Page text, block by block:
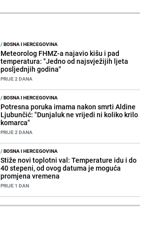
/BOSNA I HERCEGOVINA
Meteorolog FHMZ-a najavio kišu i pad
temperatura: "Jedno od najsvježijih ljeta
posljednjih godina"
PRIJE 2 DANA
/BOSNA I HERCEGOVINA
Potresna poruka imama nakon smrti Aldine
Ljubunčić: "Dunjaluk ne vrijedi ni koliko krilo
komarca"
PRIJE 2 DANA
/BOSNA I HERCEGOVINA
Stiže novi toplotni val: Temperature idu i do
40 stepeni, od ovog datuma je moguća
promjena vremena
PRIJE 1 DAN